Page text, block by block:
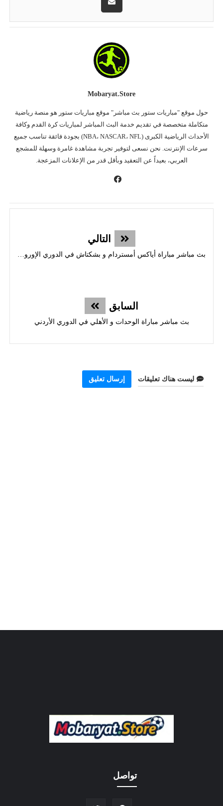
Mobaryat.store
حول موقع "مباريات ستور بث مباشر" موقع مباريات ستور هو منصة رياضية
متكاملة متخصصة في تقديم خدمة البث المباشر لمباريات كرة القدم وكافة
الأحداث الرياضية الكبرى (NBA، NASCAR، NFL) بجودة فائقة تناسب جميع
سرعات الإنترنت. نحن نسعى لتوفير تجربة مشاهدة غامرة وسهلة للمشجع
العربي، بعيداً عن التعقيد وبأقل قدر من الإعلانات المزعجة.
التالي
بث مباشر مباراة أياكس أمستردام و بشكتاش في الدوري الإوروبي
السابق
بث مباشر مباراة الوحدات و الأهلي في الدوري الأردني
ليست هناك تعليقات إرسال تعليق
تواصل